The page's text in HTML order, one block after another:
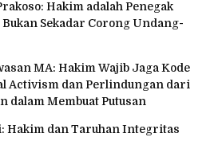
Hakim adalah Penegak
Sekadar Corong Undang-
MA: Hakim Wajib Jaga Kode
Activism dan Perlindungan dari
dalam Membuat Putusan
Hakim dan Taruhan Integritas